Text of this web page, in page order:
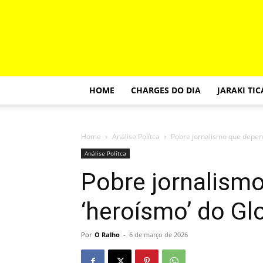
HOME CHARGES DO DIA JARAKI
Home Análise Polítca Pobre jornalismo que
Análise Polítca
Pobre
‘heroísmo’ do
Por O Ralho - 6 de março de 2026